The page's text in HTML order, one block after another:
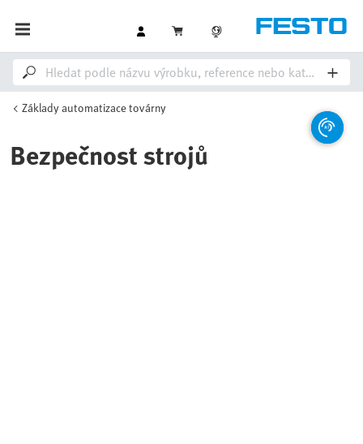
Základy automatizace továrny
Bezpečnost strojů